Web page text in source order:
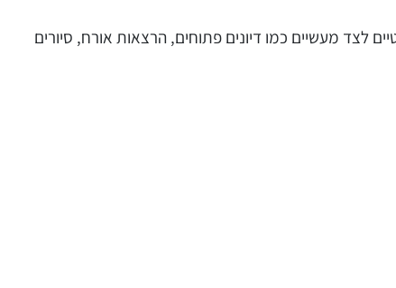
לצד מעשיים כמו דיונים פתוחים, הרצאות אורח, סיורים